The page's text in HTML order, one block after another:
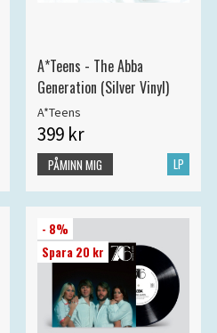
A*Teens - The Abba
Generation (Silver Vinyl)
A*Teens
399 kr
LP
PÅMINN MIG
- 8%
Spara 20 kr